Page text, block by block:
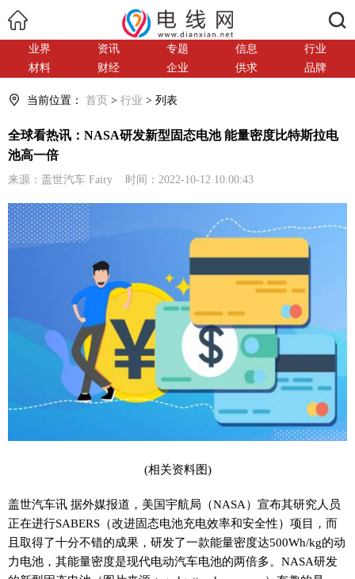
业界 资讯 专题 信息
行业
材料
财经 企业 供求 品牌
当前位置： 首页 > 行业 > 列表
全球看热讯：NASA研发新型固态电池 能量密度比特斯拉电
池高一倍
来源：盖世汽车 Fairy 时间：2022-10-12 10:00:43
(相关资料图)
盖世汽车讯 据外媒报道，美国宇航局（NASA）宣布其研究人员
正在进行SABERS（改进固态电池充电效率和安全性）项目，而
且取得了十分不错的成果，研发了一款能量密度达500Wh/kg的动
力电池，其能量密度是现代电动汽车电池的两倍多。NASA研发